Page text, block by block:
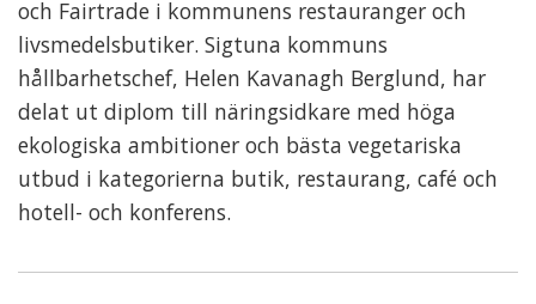
och Fairtrade i kommunens restauranger och
livsmedelsbutiker. Sigtuna kommuns
hållbarhetschef, Helen Kavanagh Berglund, har
delat ut diplom till näringsidkare med höga
ekologiska ambitioner och bästa vegetariska
utbud i kategorierna butik, restaurang, café och
hotell- och konferens.